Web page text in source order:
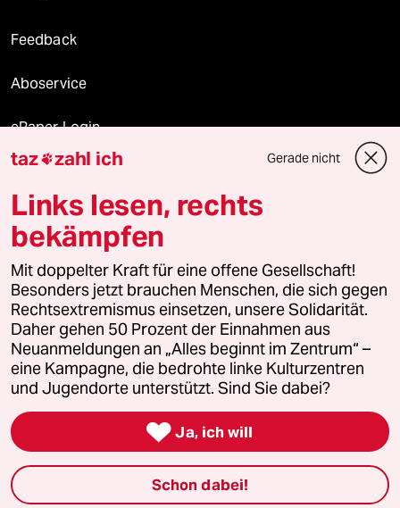
Feedback
Aboservice
ePaper Login
Downloads für Abonnierende
© 2026 taz Verlags und Vertriebs GmbH
Alle Rechte vorbehalten. Bei rechtlichen Fragen oder für Genehmigungen
wenden Sie sich bitte an lizenzen@taz.de
Feedback Redaktionsstatut Kommune-Richtlinien
Leitlinie Informant Datenschutz Impressum AGB
Seitenwende Einwilligungen widerrufen (Ads)
taz zahl ich Gerade nicht
Links lesen, rechts
bekämpfen
Mit doppelter Kraft für eine offene Gesellschaft!
Besonders jetzt brauchen Menschen, die sich gegen
Rechtsextremismus einsetzen, unsere Solidarität.
Daher gehen 50 Prozent der Einnahmen aus
Neuanmeldungen an „Alles beginnt im Zentrum“ –
eine Kampagne, die bedrohte linke Kulturzentren
und Jugendorte unterstützt. Sind Sie dabei?
 Ja, ich will
Schon dabei!